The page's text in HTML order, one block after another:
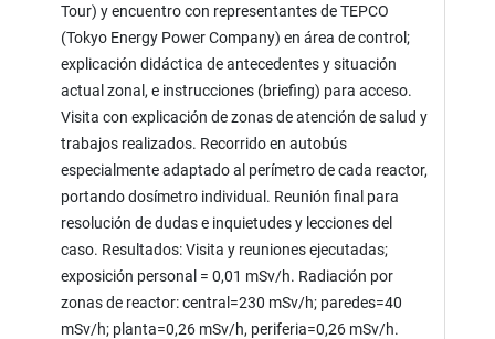
Tour) y encuentro con representantes de TEPCO
(Tokyo Energy Power Company) en área de control;
explicación didáctica de antecedentes y situación
actual zonal, e instrucciones (briefing) para acceso.
Visita con explicación de zonas de atención de salud y
trabajos realizados. Recorrido en autobús
especialmente adaptado al perímetro de cada reactor,
portando dosímetro individual. Reunión final para
resolución de dudas e inquietudes y lecciones del
caso. Resultados: Visita y reuniones ejecutadas;
exposición personal = 0,01 mSv/h. Radiación por
zonas de reactor: central=230 mSv/h; paredes=40
mSv/h; planta=0,26 mSv/h, periferia=0,26 mSv/h.